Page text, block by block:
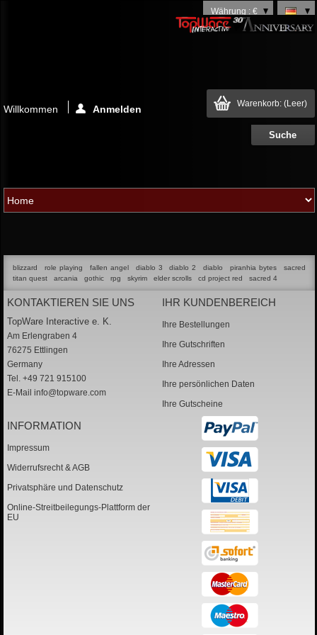
Währung : €
Warenkorb: (Leer)
Willkommen Anmelden
blizzard role playing fallen angel diablo 3 diablo 2 diablo piranhia bytes
sacred
titan quest
arcania gothic rpg skyrim elder scrolls cd project red sacred 4
KONTAKTIEREN SIE UNS
TopWare Interactive e. K.
Am Erlengraben 4
76275 Ettlingen
Germany
Tel. +49 721 915100
E-Mail info@topware.com
IHR KUNDENBEREICH
Ihre Bestellungen
Ihre Gutschriften
Ihre Adressen
Ihre persönlichen Daten
Ihre Gutscheine
INFORMATION
Impressum
Widerrufsrecht & AGB
Privatsphäre und Datenschutz
Online-Streitbeilegungs-Plattform der
EU